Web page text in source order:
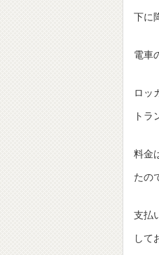
下に
電車
ロッ
トラ
料金
たの
支払
して